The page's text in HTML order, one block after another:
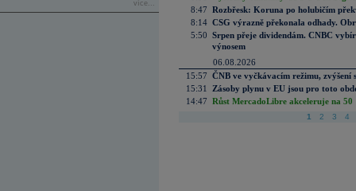
více...
8:47 Rozbřesk: Koruna po holubičím
8:14 CSG výrazně překonala odhady.
5:50 Srpen přeje dividendám. CNBC
výnosem
06.08.2026
15:57 ČNB ve vyčkávacím režimu, zvýšení
15:31
Zásoby plynu v EU jsou pro toto
14:47 Růst MercadoLibre akceleruje na
1 2 3 4